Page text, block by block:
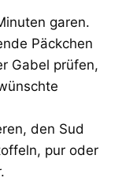
garen.
Päckchen
Gabel prüfen,
den Sud
pur oder